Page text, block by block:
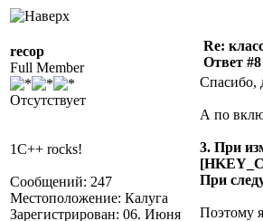
recop
Full Member
Отсутствует
1C++ rocks!
Сообщений: 247
Местоположение: Калуга
Зарегистрирован: 06. Июня
Re:
Ответ
Спасибо,
А по
3. При
При
Поэтому